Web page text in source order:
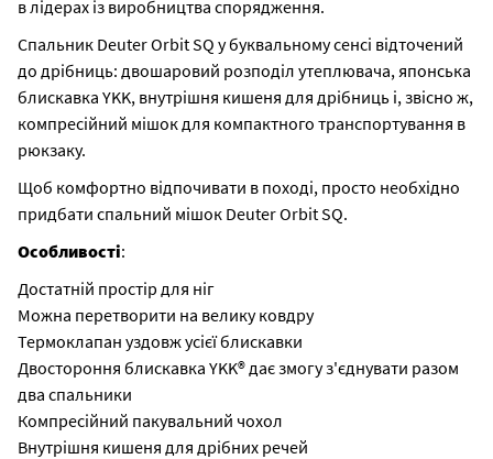
в лідерах із виробництва спорядження.
Спальник Deuter Orbit SQ у буквальному сенсі відточений
до дрібниць: двошаровий розподіл утеплювача, японська
блискавка YKK, внутрішня кишеня для дрібниць і, звісно ж,
компресійний мішок для компактного транспортування в
рюкзаку.
Щоб комфортно відпочивати в поході, просто необхідно
придбати спальний мішок Deuter Orbit SQ.
Особливості:
Достатній простір для ніг
Можна перетворити на велику ковдру
Термоклапан уздовж усієї блискавки
Двостороння блискавка YKK® дає змогу з'єднувати разом
два спальники
Компресійний пакувальний чохол
Внутрішня кишеня для дрібних речей